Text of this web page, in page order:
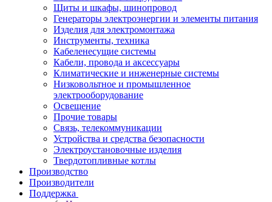
Щиты и шкафы, шинопровод
Генераторы электроэнергии и элементы питания
Изделия для электромонтажа
Инструменты, техника
Кабеленесущие системы
Кабели, провода и аксессуары
Климатические и инженерные системы
Низковольтное и промышленное
электрооборудование
Освещение
Прочие товары
Связь, телекоммуникации
Устройства и средства безопасности
Электроустановочные изделия
Твердотопливные котлы
Производство
Производители
Поддержка